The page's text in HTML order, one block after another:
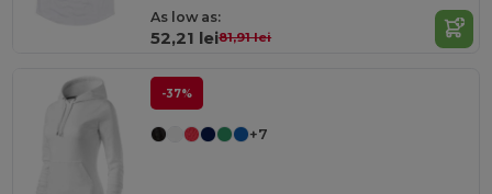
As low as:
52,21 lei81,91 lei
-37%
+7